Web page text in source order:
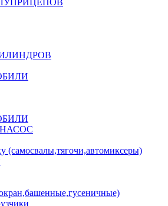
(самосвалы,тягочи,автомиксеры)